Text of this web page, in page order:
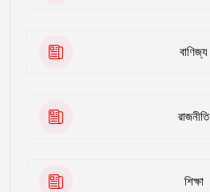
বাণিজ্য
রাজনীতি
শিক্ষা